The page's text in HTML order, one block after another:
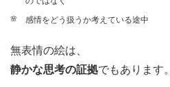
感情をどう扱うか考えている途中
無表情の絵は、
静かな思考の証拠でもあります。